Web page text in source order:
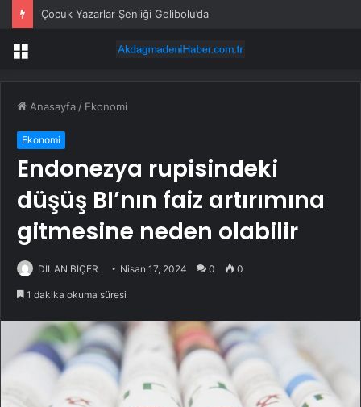
Çocuk Yazarlar Şenliği Gelibolu’da
Menü
Anasayfa / Ekonomi
Ekonomi
Endonezya rupisindeki
düşüş BI’nın faiz artırımına
gitmesine neden olabilir
DİLAN BİÇER Nisan 17, 2024 0 0
1 dakika okuma süresi